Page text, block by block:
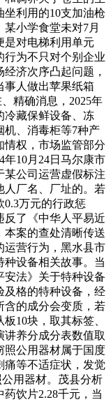
利用的10支加油枪
小学食堂未对7月
是对电梯利用单元
行为不只对个别企业
济次序凸起问题，
事人做出苹果纸箱
精确消息，2025年
冷藏保鲜设备、冻
机、消毒柜等7种产
情权，市场监管部分
10月24日马尔康市
某公司运营虚假标注
人厂名、厂址的。若
0.3万元的行政惩
反了《中华人平易近
本案的查处清晰传送
运营行为，黑水县市
设备相关故事。当
安法》关于特种设备
及格的特种设备，经
含的成分会变质，若
10块，取其标签、
养分成分表数值取
照公用器材属于国度
痛等不适症状，发觉
用器材。茂县分析
饮片2.28千元，当